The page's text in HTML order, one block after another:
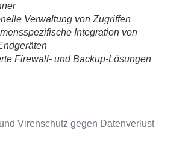
Verwaltung von Zugriffen
Integration von
Firewall- und Backup-Lösungen